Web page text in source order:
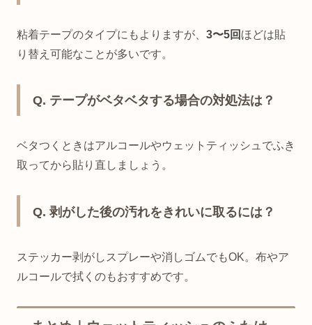
粘着テープのタイプにもよりますが、 3〜5回 ほどは貼
り替え可能なことが多いです。
Q. テープがベタベタする場合の対処法は？
ベタつくときはアルコールやウェットティッシュでふき
取ってから貼り直しましょう。
Q. 剥がした後の汚れをきれいに取るには？
ステッカー剥がしスプレーや消しゴムでもOK。布やア
ルコールで拭くのもおすすめです。